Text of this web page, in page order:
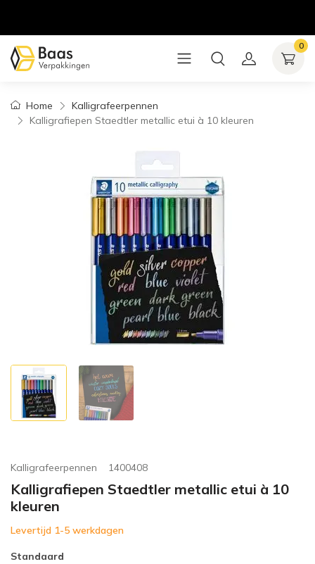
0
Home
Kalligrafeerpennen
Kalligrafiepen Staedtler metallic etui à 10 kleuren
Kalligrafeerpennen 1400408
Kalligrafiepen Staedtler metallic etui à 10
kleuren
Levertijd 1-5 werkdagen
Standaard